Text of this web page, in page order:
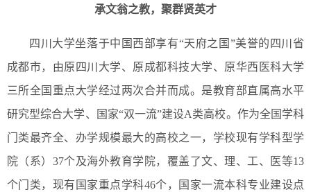
承文翁之教，聚群贤英才
四川大学坐落于中国西部享有“天府之国”美誉的四川省
成都市，由原四川大学、原成都科技大学、原华西医科大学
三所全国重点大学经过两次合并而成。是教育部直属高水平
研究型综合大学、国家“双一流”建设A类高校。作为全国学科
门类最齐全、办学规模最大的高校之一，学校现有学科型学
院（系）37个及海外教育学院，覆盖了文、理、工、医等13
个门类，现有国家重点学科46个，国家一流本科专业建设点